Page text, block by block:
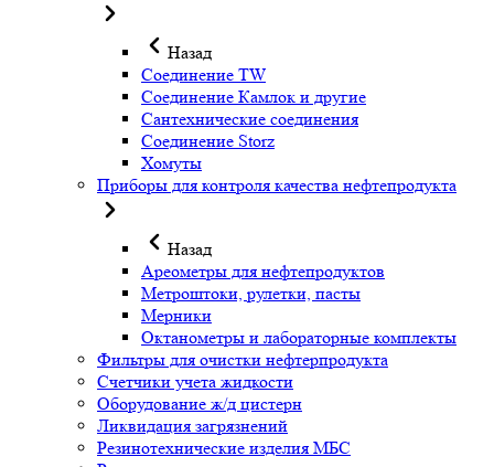
Назад
Соединение TW
Соединение Камлок и другие
Сантехнические соединения
Соединение Storz
Хомуты
Приборы для контроля качества нефтепродукта
Назад
Ареометры для нефтепродуктов
Метроштоки, рулетки, пасты
Мерники
Октанометры и лабораторные комплекты
Фильтры для очистки нефтерпродукта
Счетчики учета жидкости
Оборудование ж/д цистерн
Ликвидация загрязнений
Резинотехнические изделия МБС